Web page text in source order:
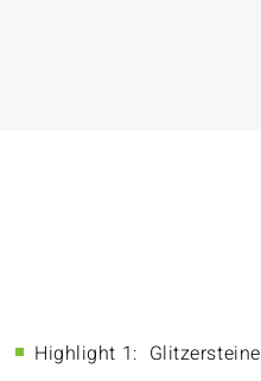
Highlight 1: Glitzersteine